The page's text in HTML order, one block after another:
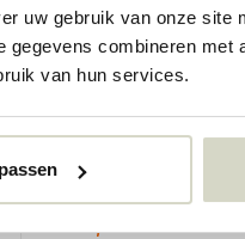
uw gebruik van onze site
combineren met
van hun services.
Nordal
€87,95